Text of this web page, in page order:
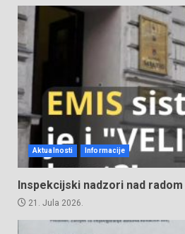
Aktualnosti Informacije
Inspekcijski nadzori nad
21. Jula 2026.